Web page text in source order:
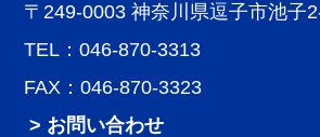
〒249-0003 神奈川県逗子市池子
TEL：046-870-3313
FAX：046-870-3323
> お問い合わせ